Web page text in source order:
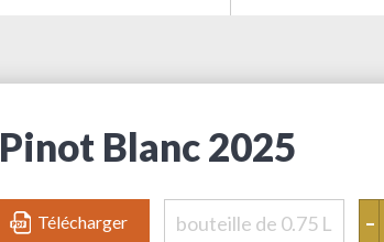
Pinot Blanc 2025
Télécharger bouteille de 0.75 L -